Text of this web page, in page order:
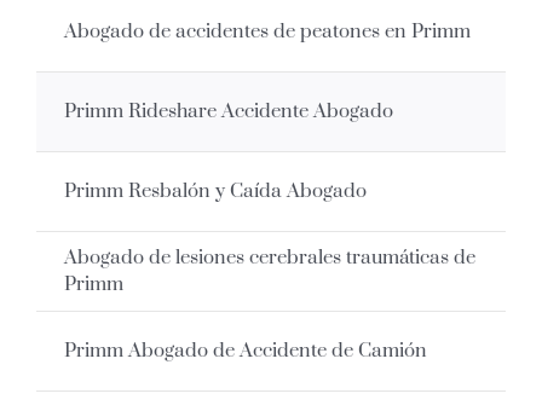
Abogado de accidentes de peatones en Primm
Primm Rideshare Accidente Abogado
Primm Resbalón y Caída Abogado
Abogado de lesiones cerebrales traumáticas de
Primm
Primm Abogado de Accidente de Camión